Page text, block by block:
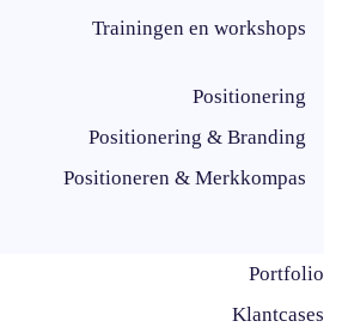
Trainingen en workshops
Positionering
Positionering & Branding
Positioneren & Merkkompas
Portfolio
Klantcases